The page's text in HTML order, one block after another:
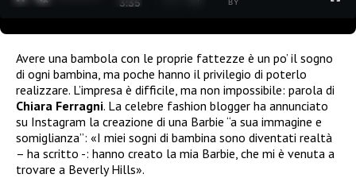
3:35
BY
Avere una bambola con le proprie fattezze è un po’ il sogno
di ogni bambina, ma poche hanno il privilegio di poterlo
realizzare. L’impresa è difficile, ma non impossibile: parola di
Chiara Ferragni. La celebre fashion blogger ha annunciato
su Instagram la creazione di una Barbie “a sua immagine e
somiglianza”: «I miei sogni di bambina sono diventati realtà
– ha scritto -: hanno creato la mia Barbie, che mi è venuta a
trovare a Beverly Hills».